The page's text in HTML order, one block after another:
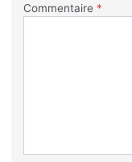
Commentaire *